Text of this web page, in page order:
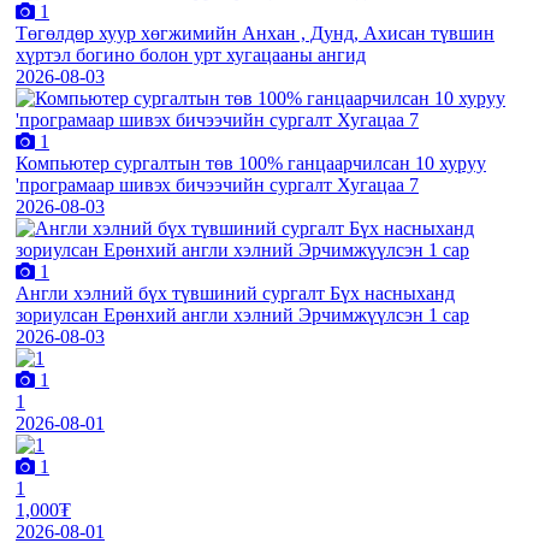
1
Төгөлдөр хуур хөгжимийн Анхан , Дунд, Ахисан түвшин
хүртэл богино болон урт хугацааны ангид
2026-08-03
1
Компьютер сургалтын төв 100% ганцаарчилсан 10 хуруу
'програмаар шивэх бичээчийн сургалт Хугацаа 7
2026-08-03
1
Англи хэлний бүх түвшиний сургалт Бүх насныханд
зориулсан Ерөнхий англи хэлний Эрчимжүүлсэн 1 сар
2026-08-03
1
1
2026-08-01
1
1
1,000₮
2026-08-01